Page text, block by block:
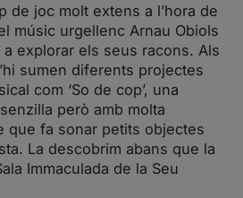
de joc molt extens a l’hora de
músic urgellenc Arnau Obiols
explorar els seus racons. Als
sumen diferents projectes
com ‘So de cop’, una
però amb molta
que fa sonar petits objectes
La descobrim abans que la
Immaculada de la Seu